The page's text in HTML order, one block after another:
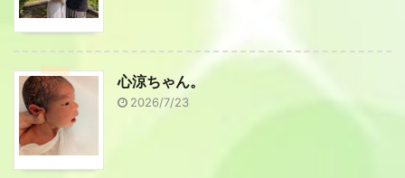
心涼ちゃん。
2026/7/23